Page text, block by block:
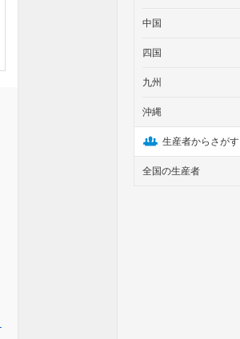
中国
四国
九州
沖縄
生産者からさがす
全国の生産者